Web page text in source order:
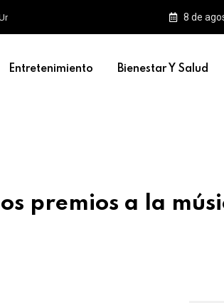
8 de
Entretenimiento Bienestar Y Salud
premios a la